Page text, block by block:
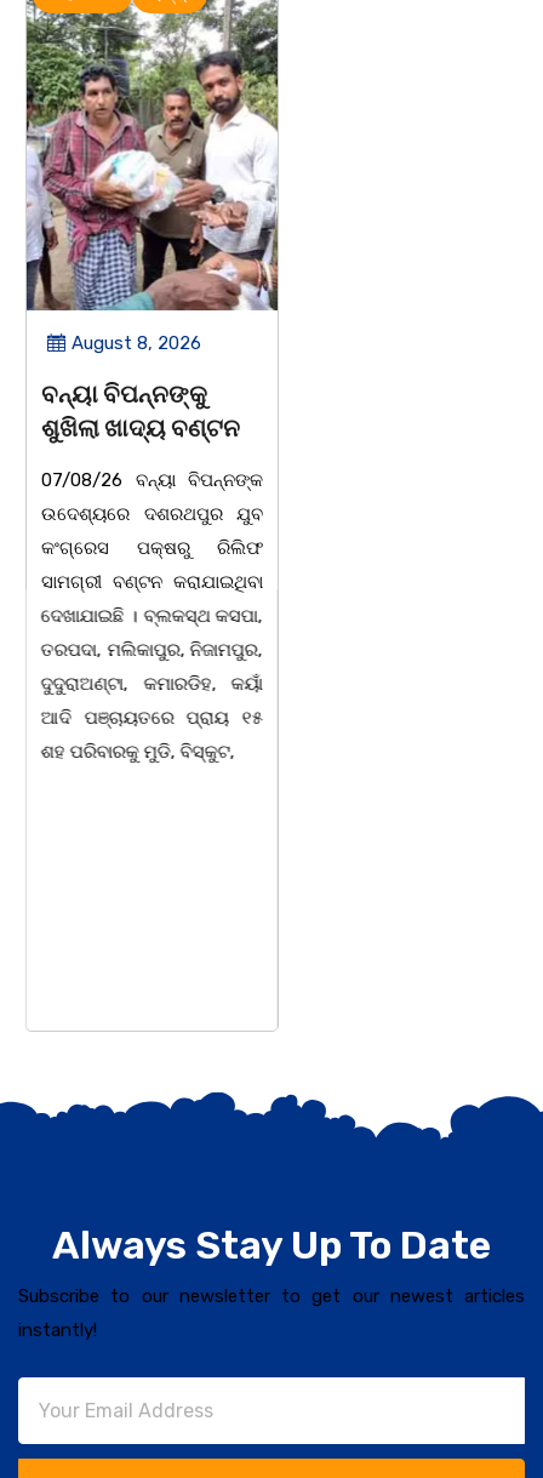
August 8, 2026
ବନ୍ୟା ବିପନ୍ନଙ୍କୁ
ଶୁଖିଲା ଖାଦ୍ୟ ବଣ୍ଟନ
07/08/26 ବନ୍ୟା ବିପନ୍ନଙ୍କ
ଉଦେଶ୍ୟରେ ଦଶରଥପୁର ଯୁବ
କଂଗ୍ରେସ ପକ୍ଷରୁ ରିଲିଫ
ସାମଗ୍ରୀ ବଣ୍ଟନ କରାଯାଇଥିବା
ଦେଖାଯାଇଛି । ବ୍ଲକସ୍ଥ କସପା,
ତରପଦା, ମଲିକାପୁର, ନିଜାମପୁର,
ଦୁଦୁରାଅଣ୍ଟା, କମାରଡିହ, କୟାଁ
ଆଦି ପଞ୍ଚାୟତରେ ପ୍ରାୟ ୧୫
ଶହ ପରିବାରକୁ ମୁଡି, ବିସ୍କୁଟ,
Always Stay Up To Date
Subscribe to our newsletter to get our newest articles
instantly!